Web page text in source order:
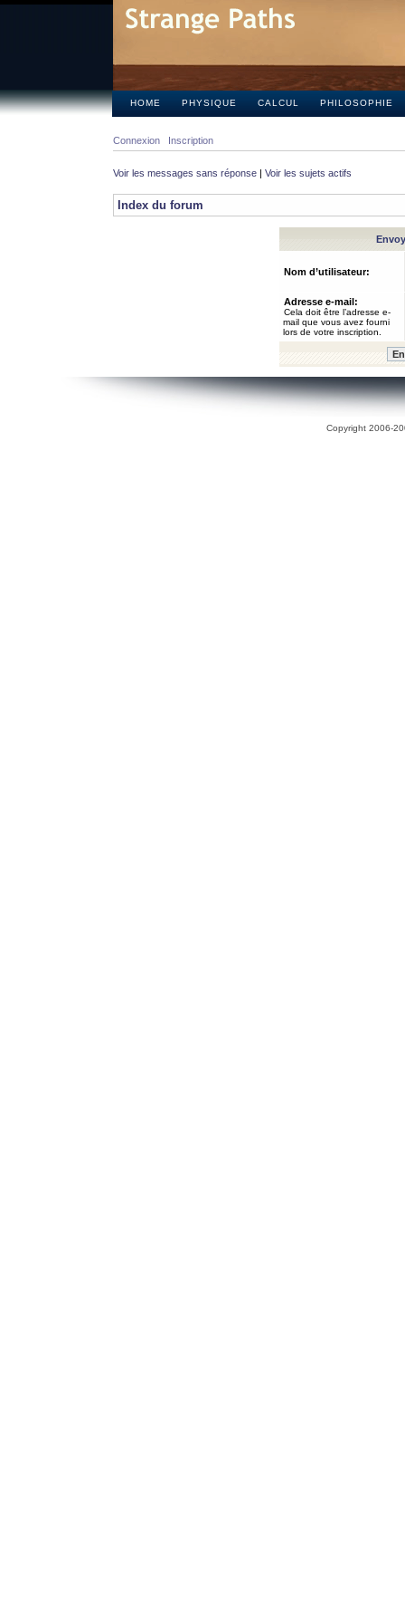
HOME PHYSIQUE CALCUL PHILOSOPHIE
Connexion Inscription
Voir les messages sans réponse | Voir les sujets actifs
Index du forum
Nom d’utilisateur:
Adresse e-mail:
Cela doit être l’adresse e-
mail que vous avez fourni
lors de votre inscription.
Copyright 2006-